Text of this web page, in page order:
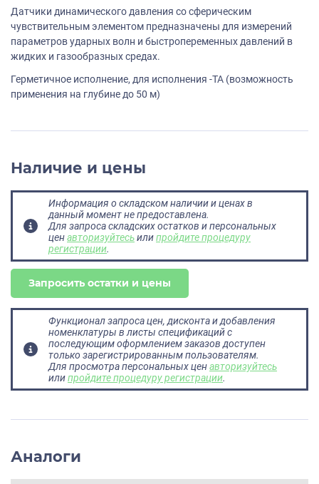
Датчики динамического давления со сферическим
чувствительным элементом предназначены для измерений
параметров ударных волн и быстропеременных давлений в
жидких и газообразных средах.
Герметичное исполнение, для исполнения -TA (возможность
применения на глубине до 50 м)
Наличие и цены
Информация о складском наличии и ценах в
данный момент не предоставлена.
Для запроса складских остатков и персональных
ценавторизуйтесьилипройдите процедуру
регистрации.
Запросить остатки и цены
Функционал запроса цен, дисконта и добавления
номенклатуры в листы спецификаций с
последующим оформлением заказов доступен
только зарегистрированным пользователям.
Для просмотра персональных ценавторизуйтесь
илипройдите процедуру регистрации.
Аналоги